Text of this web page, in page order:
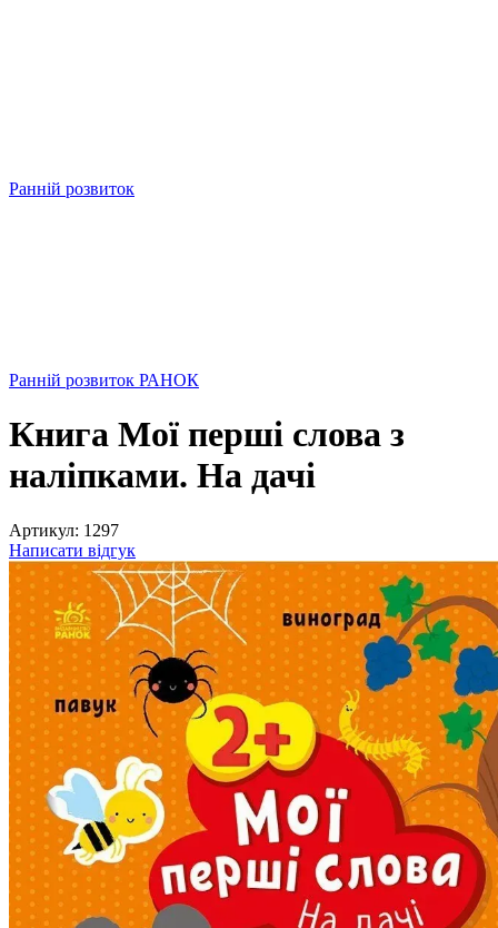
Ранній розвиток
Ранній розвиток РАНОК
Книга Мої перші слова з
наліпками. На дачі
Артикул: 1297
Написати відгук